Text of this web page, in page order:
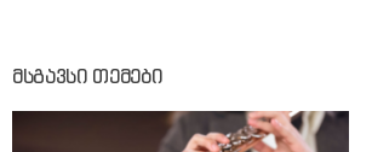
მსგავსი თემები